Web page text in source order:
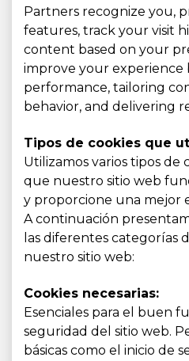
Partners recognize you,
features, track your visit
content based on your
improve your experience
performance, tailoring
behavior, and delivering
Tipos de cookies que
Utilizamos varios tipos de
que nuestro sitio web
y proporcione una mejor
A continuación
las diferentes categorías
nuestro sitio web:
Cookies necesarias:
Esenciales para el buen
seguridad del sitio web.
básicas como el inicio de